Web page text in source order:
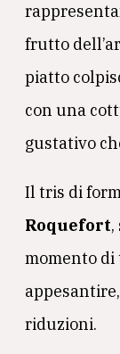
frutto
piatto
con una
gustativo
Il tris di
Roquefort
momento
riduzioni.